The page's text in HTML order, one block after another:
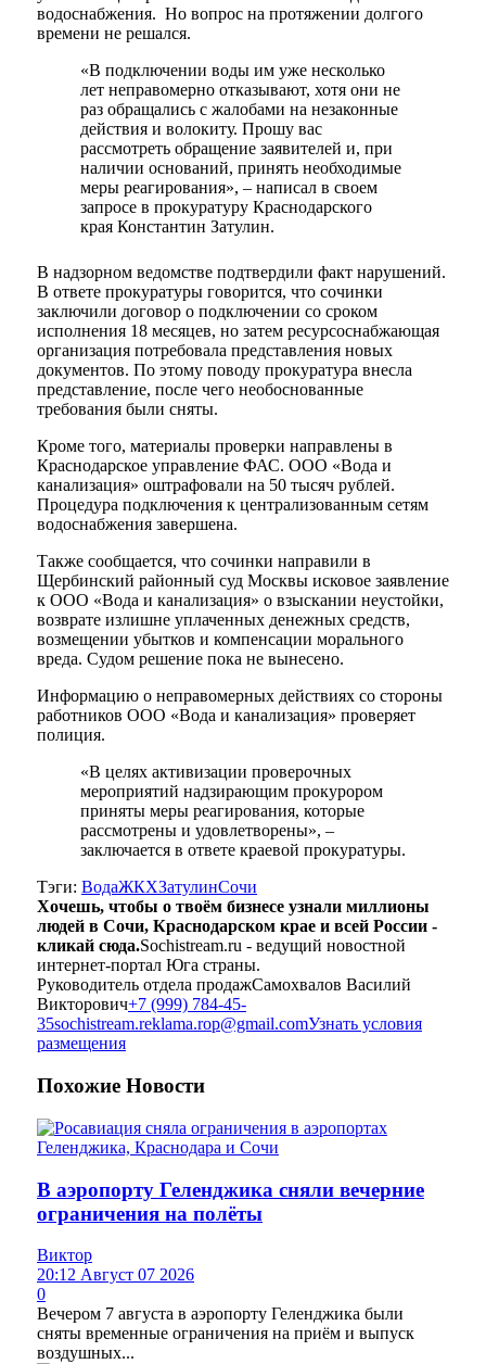
водоснабжения. Но вопрос на протяжении долгого
времени не решался.
«В подключении воды им уже несколько
лет неправомерно отказывают, хотя они не
раз обращались с жалобами на незаконные
действия и волокиту. Прошу вас
рассмотреть обращение заявителей и, при
наличии оснований, принять необходимые
меры реагирования», – написал в своем
запросе в прокуратуру Краснодарского
края Константин Затулин.
В надзорном ведомстве подтвердили факт нарушений.
В ответе прокуратуры говорится, что сочинки
заключили договор о подключении со сроком
исполнения 18 месяцев, но затем ресурсоснабжающая
организация потребовала представления новых
документов. По этому поводу прокуратура внесла
представление, после чего необоснованные
требования были сняты.
Кроме того, материалы проверки направлены в
Краснодарское управление ФАС. ООО «Вода и
канализация» оштрафовали на 50 тысяч рублей.
Процедура подключения к централизованным сетям
водоснабжения завершена.
Также сообщается, что сочинки направили в
Щербинский районный суд Москвы исковое заявление
к ООО «Вода и канализация» о взыскании неустойки,
возврате излишне уплаченных денежных средств,
возмещении убытков и компенсации морального
вреда. Судом решение пока не вынесено.
Информацию о неправомерных действиях со стороны
работников ООО «Вода и канализация» проверяет
полиция.
«В целях активизации проверочных
мероприятий надзирающим прокурором
приняты меры реагирования, которые
рассмотрены и удовлетворены», –
заключается в ответе краевой прокуратуры.
Тэги: ВодаЖКХЗатулинСочи
Хочешь, чтобы о твоём бизнесе узнали миллионы
людей в Сочи, Краснодарском крае и всей России -
кликай сюда.Sochistream.ru - ведущий новостной
интернет-портал Юга страны.
Руководитель отдела продажСамохвалов Василий
Викторович+7 (999) 784-45-
35sochistream.reklama.rop@gmail.comУзнать условия
размещения
Похожие Новости
В аэропорту Геленджика сняли вечерние
ограничения на полёты
Виктор
20:12 Август 07 2026
0
Вечером 7 августа в аэропорту Геленджика были
сняты временные ограничения на приём и выпуск
воздушных...